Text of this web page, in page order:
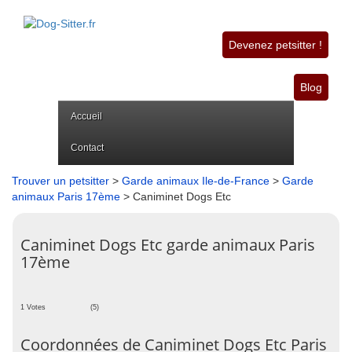
Devenez petsitter !
Blog
Accueil
Contact
Trouver un petsitter > Garde animaux Ile-de-France > Garde
animaux Paris 17ème > Caniminet Dogs Etc
Caniminet Dogs Etc garde animaux Paris
17ème
1 Votes (5)
Coordonnées de Caniminet Dogs Etc Paris